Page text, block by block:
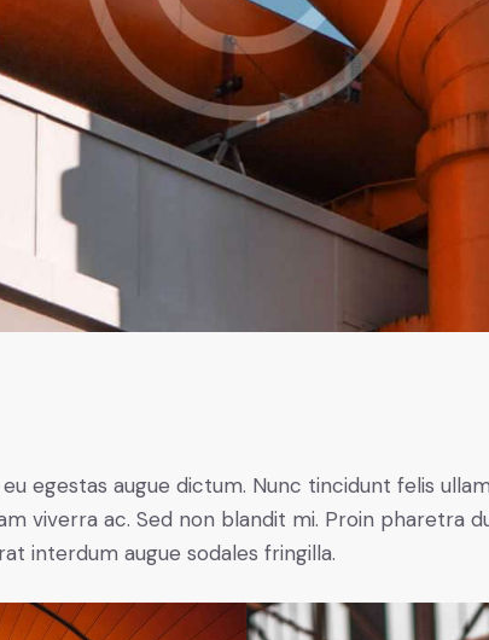
egestas augue dictum. Nunc tincidunt felis
viverra ac. Sed non blandit mi. Proin pharetra
interdum augue sodales fringilla.